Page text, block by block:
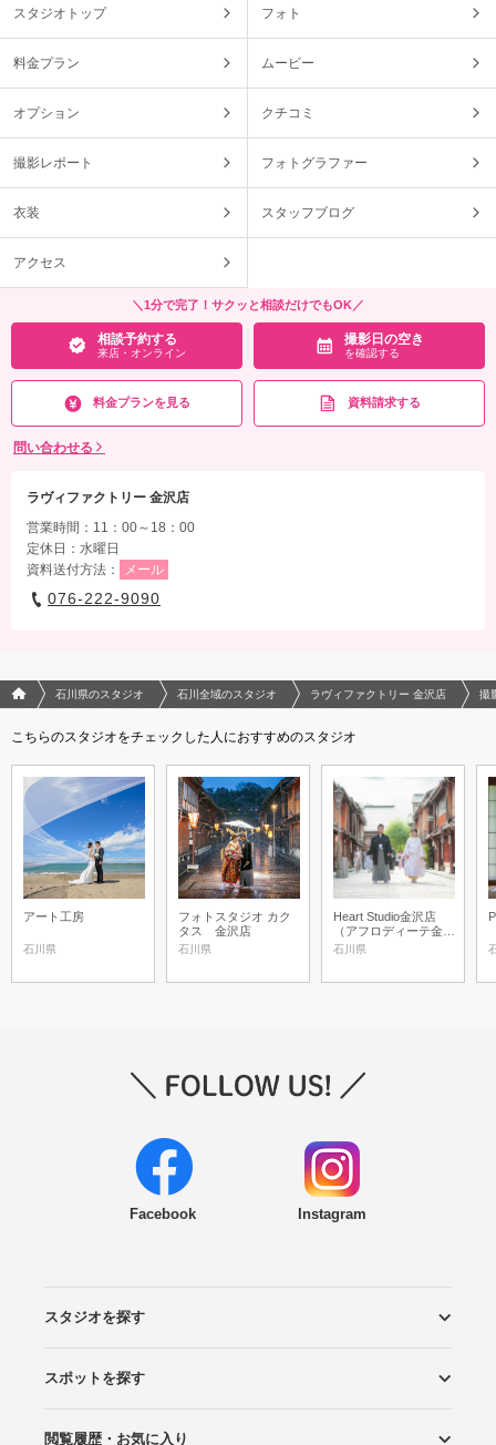
スタジオトップ フォト
料金プラン ムービー
オプション クチコミ
撮影レポート フォトグラファー
衣装 スタッフブログ
アクセス
＼1分で完了！サクッと相談だけでもOK／
相談予約する
来店・オンライン
撮影日の空き
を確認する
料金プランを見る 資料請求する
問い合わせる
ラヴィファクトリー 金沢店
営業時間：11：00～18：00
定休日：水曜日
資料送付方法：
メール
076-222-9090
フォトウエディング/結婚写真のPhotorait ホーム
石川県のスタジオ 石川全域のスタジオ ラヴィファクトリー 金沢店 撮
こちらのスタジオをチェックした人におすすめのスタジオ
アート工房
石川県
フォトスタジオ カク
タス 金沢店
石川県
Heart Studio金沢店
（アフロディーテ金沢
店）
石川県
Facebook Instagram
スタジオを探す
エリアから探す
こだわりから探す
NEW PHOTO STYLE
プランから探す
フォトタイプ診断
フォトグラファーから探す
国内リゾートから探す
スポットを探す
ロケーションから探す
スタジオから探す
閲覧履歴・お気に入り